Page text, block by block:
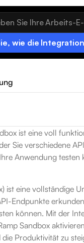
wie die
ist eine voll
Sie verschiedene
Anwendung testen
ist eine vollständige
Endpunkte
können. Mit der
Sandbox
Produktivität zu